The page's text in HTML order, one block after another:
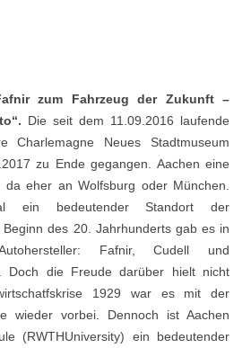
zum Fahrzeug der Zukunft –
Die seit dem 11.09.2016 laufende
Charlemagne Neues Stadtmuseum
zu Ende gegangen. Aachen eine
eher an Wolfsburg oder München.
ein bedeutender Standort der
des 20. Jahrhunderts gab es in
Fafnir, Cudell und
Doch die Freude darüber hielt nicht
1929 war es mit der
wieder vorbei. Dennoch ist Aachen
(RWTHUniversity) ein bedeutender